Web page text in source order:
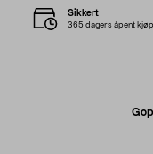
Sikkert
365 dagers åpent kjøp